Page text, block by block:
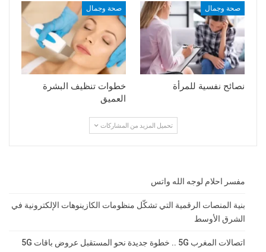
صحة وجمال
نصائح نفسية للمرأة
صحة وجمال
خطوات تنظيف البشرة
العميق
تحميل المزيد من المشاركات
مفسر احلام لوجه الله واتس
بنية المنصات الرقمية التي تشكّل منظومات الكازينوهات الإلكترونية في
الشرق الأوسط
اتصالات المغرب 5G .. خطوة جديدة نحو المستقبل عروض باقات 5G